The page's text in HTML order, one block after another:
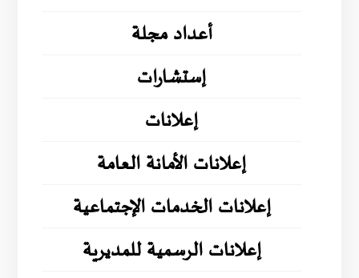
أعداد مجلة
إستشارات
إعلانات
إعلانات الأمانة العامة
إعلانات الخدمات الإجتماعية
إعلانات الرسمية للمديرية